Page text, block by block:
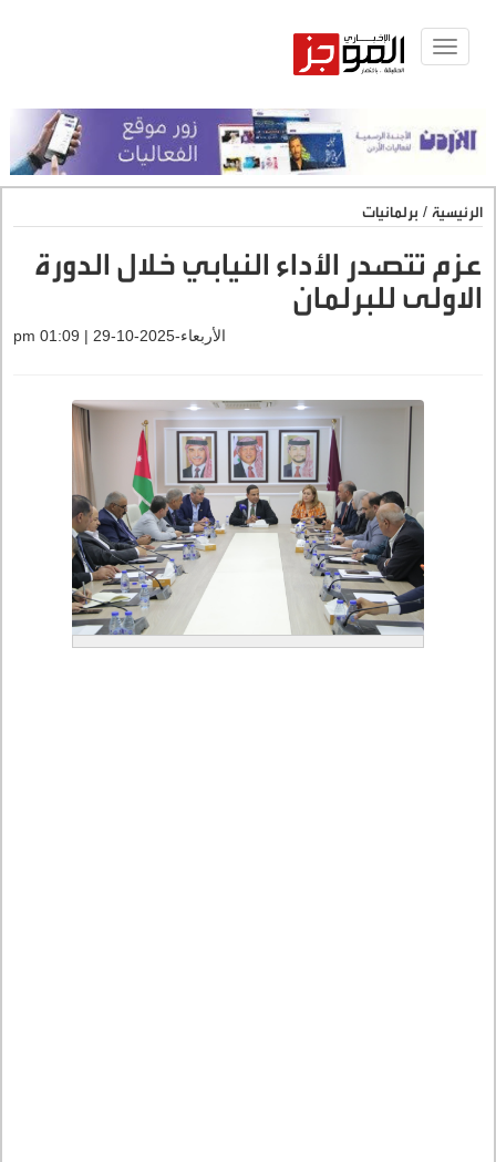
Toggle
الرئيسية / برلمانيات
عزم تتصدر الأداء النيابي خلال الدورة
الاولى للبرلمان
الأربعاء-2025-10-29 | 01:09 pm